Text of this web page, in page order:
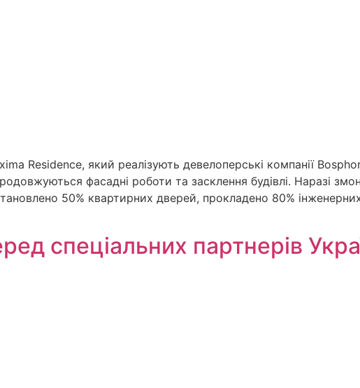
Residence, який реалізують девелоперські компанії
фасадні роботи та засклення будівлі. Наразі
50% квартирних дверей, прокладено 80%
спеціальних партнерів